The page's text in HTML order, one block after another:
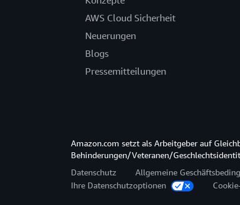
AWS Cloud Sicherheit
Neuerungen
Blogs
Pressemitteilungen
Amazon.com setzt als Arbeitgeber auf
Behinderungen/Veteranen/
Datenschutz
Allgemeine
Ihre Datenschutzoptionen